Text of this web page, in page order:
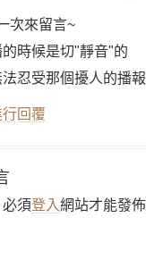
次來留言~
時候是切"靜音"的
忍受那個擾人的播
回覆
須登入網站才能發